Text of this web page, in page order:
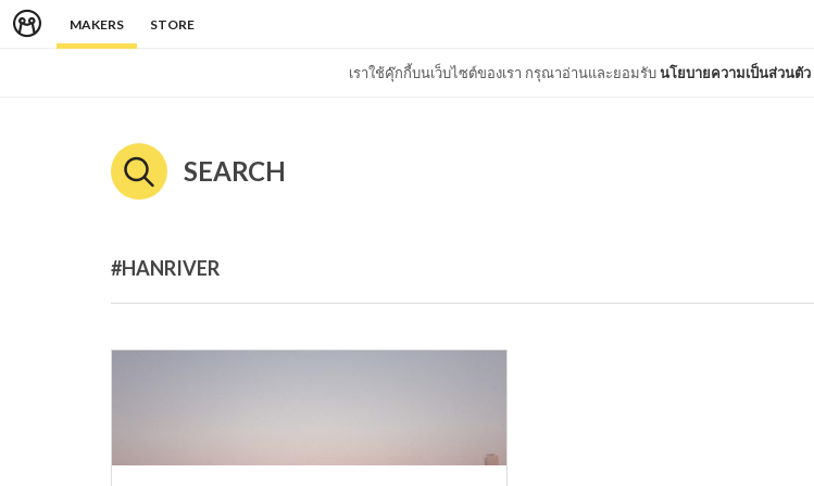
MAKERS STORE
เราใช้คุ๊กกี้บนเว็บไซต์ของเรา กรุณาอ่านและยอมรับนโยบายความเป็นส่วนตัว
SEARCH
#HANRIVER